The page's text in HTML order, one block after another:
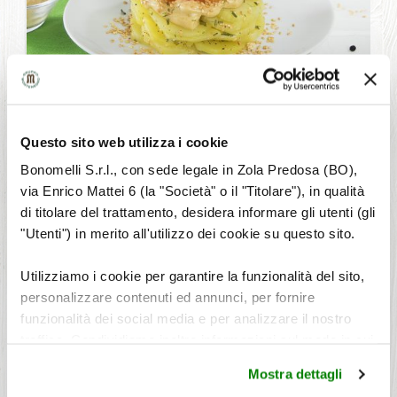
Questo sito web utilizza i cookie
Bonomelli S.r.l., con sede legale in Zola Predosa (BO),
via Enrico Mattei 6 (la "Società" o il "Titolare"), in qualità
di titolare del trattamento, desidera informare gli utenti (gli
"Utenti") in merito all'utilizzo dei cookie su questo sito.
Utilizziamo i cookie per garantire la funzionalità del sito,
personalizzare contenuti ed annunci, per fornire
funzionalità dei social media e per analizzare il nostro
di analisi dei dati web, pubblicità e social media, i quali
Mostra dettagli
CONTORNI
INSALATA DI PATATE CON ERBA CIPOLLINA E SALMONE
CON MAIONESE ALLO ZENZERO